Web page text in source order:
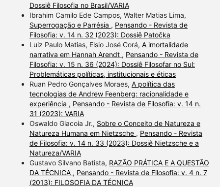
Dossiê Filosofia no Brasil/VARIA
Ibrahim Camilo Ede Campos, Walter Matias Lima,
Superrogação e Parrésia , Pensando - Revista de
Filosofia: v. 14 n. 32 (2023): Dossiê Patočka
Luiz Paulo Matias, Elsio José Corá, A imortalidade
narrativa em Hannah Arendt , Pensando - Revista de
Filosofia: v. 15 n. 36 (2024): Dossiê Filosofar no Sul:
Problemáticas políticas, institucionais e éticas
Ruan Pedro Gonçalves Moraes, A política das
tecnologias de Andrew Feenberg: racionalidade e
experiência , Pensando - Revista de Filosofia: v. 14 n.
31 (2023): VARIA
Oswaldo Giacoia Jr., Sobre o Conceito de Natureza e
Natureza Humana em Nietzsche , Pensando - Revista
de Filosofia: v. 14 n. 33 (2023): Dossiê Nietzsche e a
Natureza/VARIA
Gustavo Silvano Batista, RAZÃO PRÁTICA E A QUESTÃO
DA TÉCNICA , Pensando - Revista de Filosofia: v. 4 n. 7
(2013): FILOSOFIA DA TÉCNICA